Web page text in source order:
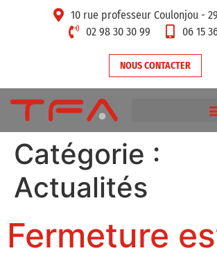
10 rue professeur Coulonjou -
02 98 30 30 99
06 15
NOUS CONTACTER
Catégorie :
Actualités
Fermeture